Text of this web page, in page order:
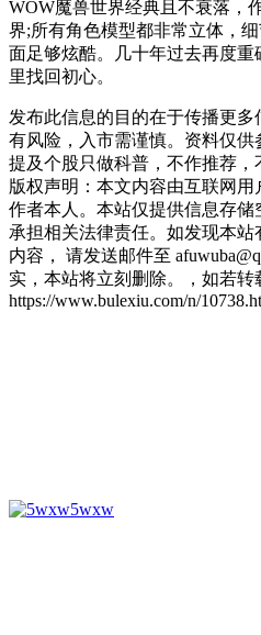
WOW魔兽世界经典且不衰落，
界;所有角色模型都非常立体，
面足够炫酷。几十年过去再度
里找回初心。
发布此信息的目的在于传播更
有风险，入市需谨慎。资料仅
提及个股只做科普，不作推荐，
版权声明：本文内容由互联网
作者本人。本站仅提供信息存
承担相关法律责任。如发现本
内容， 请发送邮件至
实，本站将立刻删除。，如若转
https://www.bulexiu.com/n/
5wxw